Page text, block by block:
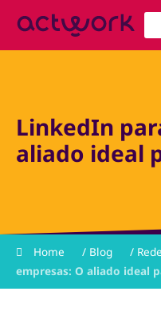
LinkedIn
aliado ideal
Home / Blog /
empresas: O aliado ideal